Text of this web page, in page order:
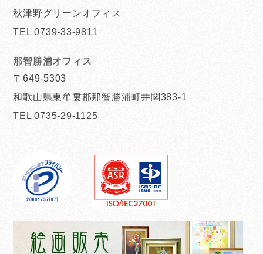
秋津野グリーンオフィス
TEL 0739-33-9811
那智勝浦オフィス
〒649-5303
和歌山県東牟婁郡那智勝浦町井関383-1
TEL 0735-29-1125